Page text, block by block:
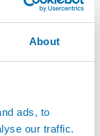
About
ads, to
our traffic.